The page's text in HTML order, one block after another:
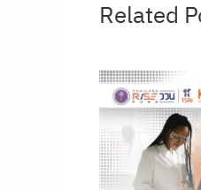
Related